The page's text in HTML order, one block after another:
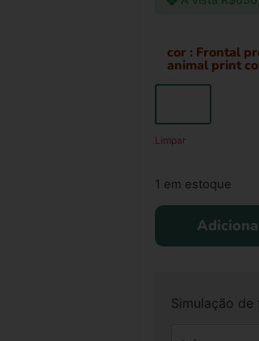
cor : Frontal
animal print
Limpar
1 em estoque
Simulação de